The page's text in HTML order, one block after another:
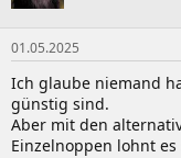
01.05.2025
Ich glaube niemand
günstig sind.
Aber mit den
Einzelnoppen lohnt